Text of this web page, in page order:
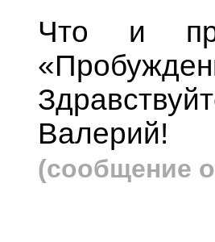
Что и
Валерий!
(сообщение